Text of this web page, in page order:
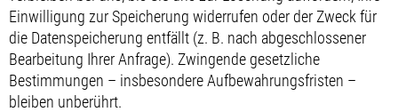
Einwilligung zur Speicherung widerrufen oder der Zweck für
die Datenspeicherung entfällt (z. B. nach abgeschlossener
Bearbeitung Ihrer Anfrage). Zwingende gesetzliche
Bestimmungen – insbesondere Aufbewahrungsfristen –
bleiben unberührt.